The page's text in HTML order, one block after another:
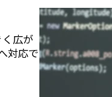
広が
対応で